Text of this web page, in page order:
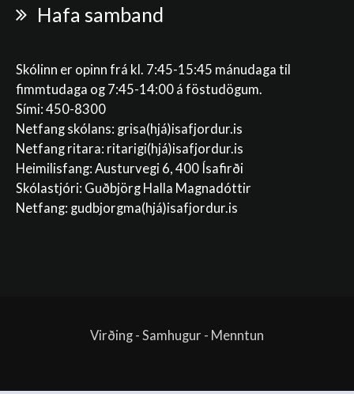
Hafa samband
Skólinn er opinn frá kl. 7:45-15:45 mánudaga til
fimmtudaga og 7:45-14:00 á föstudögum.
Sími: 450-8300
Netfang skólans: grisa(hjá)isafjordur.is
Netfang ritara: ritarigi(hjá)isafjordur.is
Heimilisfang: Austurvegi 6, 400 Ísafirði
Skólastjóri: Guðbjörg Halla Magnadóttir
Netfang: gudbjorgma(hjá)isafjordur.is
Virðing - Samhugur - Menntun